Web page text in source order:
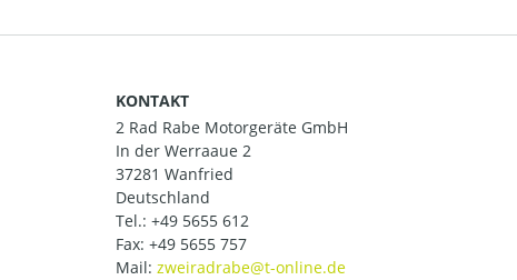
KONTAKT
2 Rad Rabe Motorgeräte GmbH
In der Werraaue 2
37281 Wanfried
Deutschland
Tel.: +49 5655 612
Fax: +49 5655 757
Mail: